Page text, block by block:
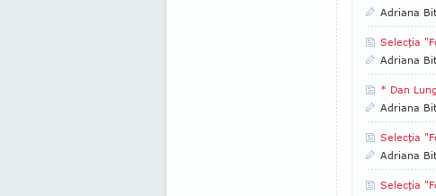
Adriana
Selecţia
Adriana
* Dan
Adriana
Selecţia
Adriana
Selecţia